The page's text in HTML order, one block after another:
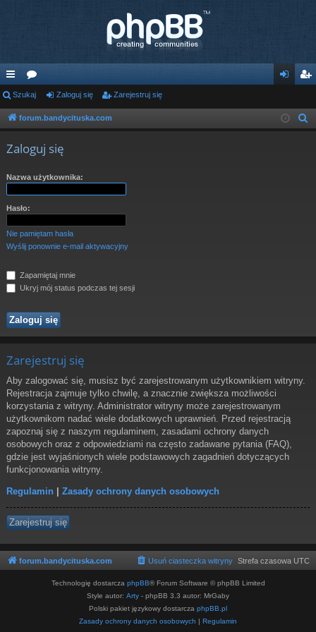
ię
ce
or
a og ej
Szukaj Zaloguj się Zarejestruj się
forum.bandycituska.com
Zaloguj się
Nazwa użytkownika:
Hasło:
Nie pamiętam hasła
Wyślij ponownie e-mail aktywacyjny
Zapamiętaj mnie
Ukryj mój status podczas tej sesji
Zarejestruj się
Aby zalogować się, musisz być zarejestrowanym użytkownikiem witryny.
Rejestracja zajmuje tylko chwilę, a znacznie zwiększa możliwości
korzystania z witryny. Administrator witryny może zarejestrowanym
użytkownikom nadać wiele dodatkowych uprawnień. Przed rejestracją
zapoznaj się z naszym regulaminem, zasadami ochrony danych
osobowych oraz z odpowiedziami na często zadawane pytania (FAQ),
gdzie jest wyjaśnionych wiele podstawowych zagadnień dotyczących
funkcjonowania witryny.
Regulamin | Zasady ochrony danych osobowych
Zarejestruj się
forum.bandycituska.com Strefa czasowa UTC
Usuń ciasteczka witryny
Technologię dostarcza phpBB® Forum Software © phpBB Limited
Style autor: Arty - phpBB 3.3 autor: MrGaby
Polski pakiet językowy dostarcza phpBB.pl
Zasady ochrony danych osobowych | Regulamin